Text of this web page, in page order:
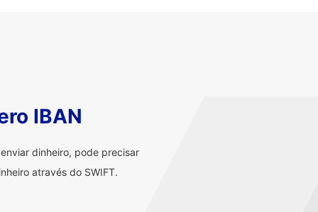
IBAN
dinheiro, pode precisar
através do SWIFT.